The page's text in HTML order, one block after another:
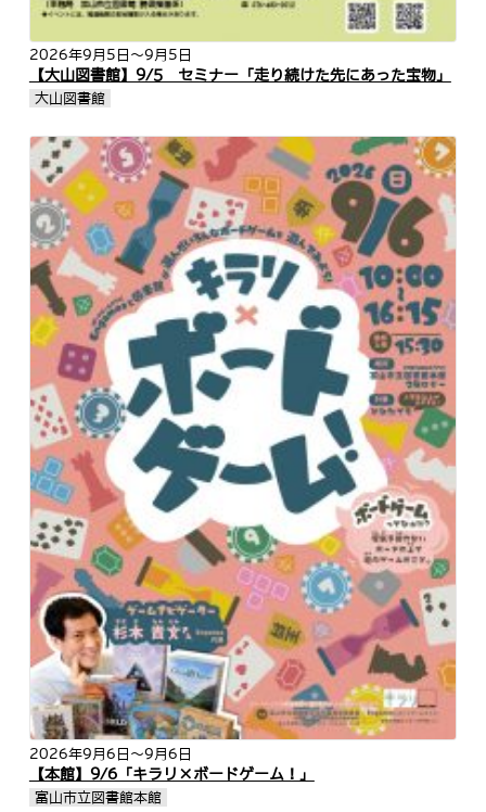
2026年9月5日 ～9月5日
【大山図書館】9/5 セミナー「走り続けた先にあった宝物」
大山図書館
2026年9月6日 ～9月6日
【本館】9/6「キラリ×ボードゲーム！」
富山市立図書館本館